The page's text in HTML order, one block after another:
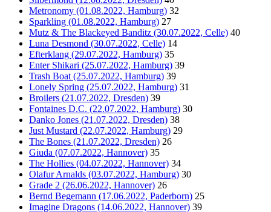
Metronomy (01.08.2022, Hamburg) 32
Sparkling (01.08.2022, Hamburg) 27
Mutz & The Blackeyed Banditz (30.07.2022, Celle) 40
Luna Desmond (30.07.2022, Celle) 14
Efterklang (29.07.2022, Hamburg) 35
Enter Shikari (25.07.2022, Hamburg) 39
Trash Boat (25.07.2022, Hamburg) 39
Lonely Spring (25.07.2022, Hamburg) 31
Broilers (21.07.2022, Dresden) 39
Fontaines D.C. (22.07.2022, Hamburg) 30
Danko Jones (21.07.2022, Dresden) 38
Just Mustard (22.07.2022, Hamburg) 29
The Bones (21.07.2022, Dresden) 26
Giuda (07.07.2022, Hannover) 35
The Hollies (04.07.2022, Hannover) 34
Olafur Arnalds (03.07.2022, Hamburg) 30
Grade 2 (26.06.2022, Hannover) 26
Bernd Begemann (17.06.2022, Paderborn) 25
Imagine Dragons (14.06.2022, Hannover) 39